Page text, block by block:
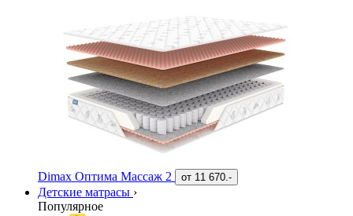
Dimax Оптима Массаж 2 от 11 670.-
Детские матрасы ›
Популярное